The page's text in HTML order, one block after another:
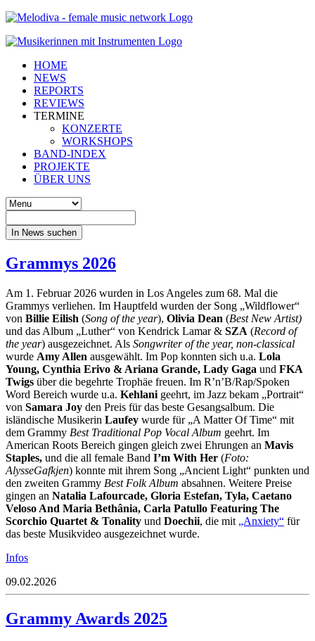
HOME
NEWS
REPORTS
REVIEWS
TERMINE
KONZERTE
WORKSHOPS
BAND-INDEX
PROJEKTE
ÜBER UNS
In News suchen
Grammys 2026
Am 1. Februar 2026 wurden in Los Angeles zum 68. Mal die
Grammys verliehen. Im Hauptfeld wurden der Song „Wildflower“
von Billie Eilish (Song of the year), Olivia Dean (Best New Artist)
und das Album „Luther“ von Kendrick Lamar & SZA (Record of
the year) ausgezeichnet. Als Songwriter of the year, non-classical
wurde Amy Allen ausgewählt. Im Pop konnten sich u.a. Lola
Young, Cynthia Erivo & Ariana Grande, Lady Gaga und FKA
Twigs über die begehrte Trophäe freuen. Im R’n’B/Rap/Spoken
Word Bereich wurde u.a. Kehlani geehrt, im Jazz bekam „Portrait“
von Samara Joy den Preis für das beste Gesangsalbum. Die
isländische Musikerin Laufey wurde für „A Matter Of Time“ mit
dem Grammy Best Traditional Pop Vocal Album geehrt. Im
American Roots Bereich gingen gleich zwei Ehrungen an Mavis
Staples, und die all female Band I’m With Her (Foto:
AlysseGafkjen) konnte mit ihrem Song „Ancient Light“ punkten und
den zweiten Grammy Best Folk Album absahnen. Weitere Preise
gingen an Natalia Lafourcade, Gloria Estefan, Tyla, Caetano
Veloso And Maria Bethânia, Carla Patullo Featuring The
Scorchio Quartet & Tonality und Doechii, die mit „Anxiety“ für
das beste Musikvideo ausgezeichnet wurde.
Infos
09.02.2026
Grammy Awards 2025